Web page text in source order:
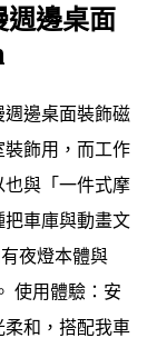
週邊桌面
邊桌面裝飾磁
飾用，而工作
與「一件式摩
車庫與動畫文
夜燈本體與
使用體驗：安
和，搭配我車